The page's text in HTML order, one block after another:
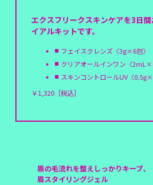
エクスフリークスキンケアを3日
イアルキットです。
フェイスクレンズ〈3g×6包〉
クリアオールインワン〈
スキンコントロールUV〈
￥1,320［税込］
眉の毛流れを整えしっかりキープ、
眉スタイリングジェル